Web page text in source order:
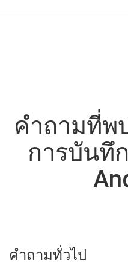
คำถามที่พ
การบันทึ
คำถามทั่วไป